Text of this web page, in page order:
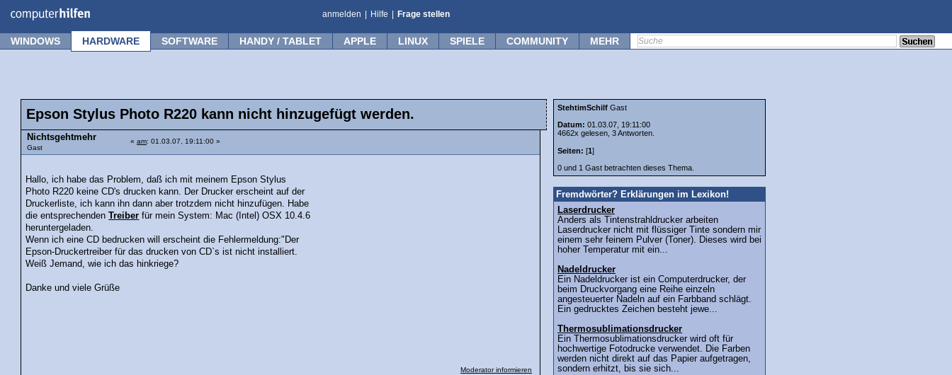
anmelden Hilfe Frage stellen
WINDOWS HARDWARE SOFTWARE HANDY / TABLET APPLE LINUX SPIELE COMMUNITY MEHR
Epson Stylus Photo R220 kann nicht hinzugefügt werden.
Nichtsgehtmehr
Gast
« am: 01.03.07, 19:11:00 »
Hallo, ich habe das Problem, daß ich mit meinem Epson Stylus
Photo R220 keine CD's drucken kann. Der Drucker erscheint auf der
Druckerliste, ich kann ihn dann aber trotzdem nicht hinzufügen. Habe
die entsprechendenTreiber für mein System: Mac (Intel) OSX 10.4.6
heruntergeladen.
Wenn ich eine CD bedrucken will erscheint die Fehlermeldung:"Der
Epson-Druckertreiber für das drucken von CD`s ist nicht installiert.
Weiß Jemand, wie ich das hinkriege?
Danke und viele Grüße
Moderator informieren
StehtimSchilf Gast
Datum: 01.03.07, 19:11:00
4662x gelesen, 3 Antworten.
Seiten: [1]
0 und 1 Gast betrachten dieses Thema.
Fremdwörter? Erklärungen im Lexikon!
Laserdrucker
Anders als Tintenstrahldrucker arbeiten
Laserdrucker nicht mit flüssiger Tinte sondern mir
einem sehr feinem Pulver (Toner). Dieses wird bei
hoher Temperatur mit ein...
Nadeldrucker
Ein Nadeldrucker ist ein Computerdrucker, der
beim Druckvorgang eine Reihe einzeln
angesteuerter Nadeln auf ein Farbband schlägt.
Ein gedrucktes Zeichen besteht jewe...
Thermosublimationsdrucker
Ein Thermosublimationsdrucker wird oft für
hochwertige Fotodrucke verwendet. Die Farben
werden nicht direkt auf das Papier aufgetragen,
sondern erhitzt, bis sie sich...